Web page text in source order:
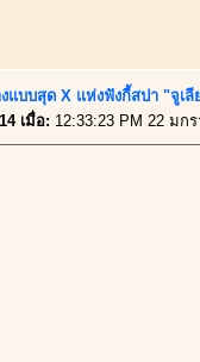
แบบสุด X แห่งฟังกี้สปา "จูเลี
เมื่อ: 12:33:23 PM 22 มก